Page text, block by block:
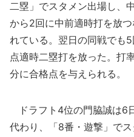
二塁」でスタメン出場し、
から2回に中前適時打を放
れている。翌日の同戦でも
点適時二塁打を放った。打
分に合格点を与えられる。
ドラフト4位の門脇誠は6
代わり、「8番・遊撃」で